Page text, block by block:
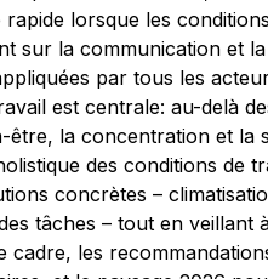
lorsque les
sur la communication et
par tous les
est centrale: au-delà
être, la concentration et la
des conditions de
concrètes –
tâches – tout en
cadre, les